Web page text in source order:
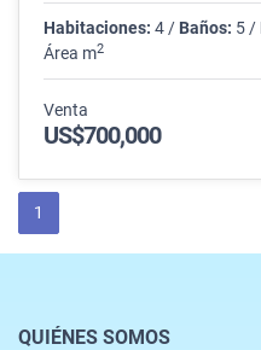
Habitaciones: 4 / Baños: 5 /
Área m2
Venta
US$700,000
1
QUIÉNES SOMOS